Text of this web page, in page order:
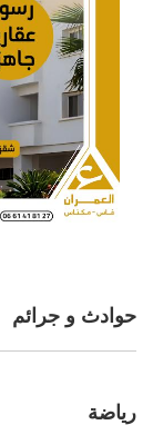
حوادث و جرائم
رياضة